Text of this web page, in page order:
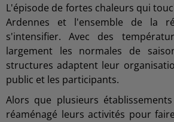
L'épisode de fortes chaleurs qui
Ardennes et l'ensemble de la
s'intensifier. Avec des
largement les normales de
structures adaptent leur
public et les participants.
Alors que plusieurs
réaménagé leurs activités pour